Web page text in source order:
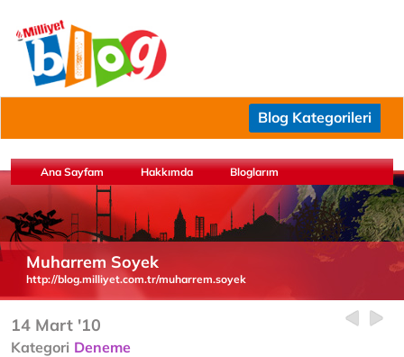
Blog Kategorileri
Ana Sayfam Hakkımda Bloglarım
Muharrem Soyek
http://blog.milliyet.com.tr/muharrem.soyek
14 Mart '10
Kategori Deneme